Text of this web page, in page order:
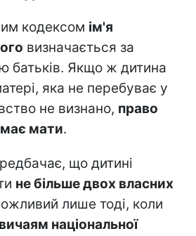
кодексом ім'я
визначається за
батьків. Якщо ж дитина
яка не перебуває у
не визнано, право
мати.
що дитині
не більше двох власних
лише тоді, коли
національної